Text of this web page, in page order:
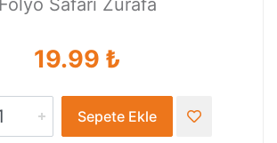
Folyo Safari Zürafa
19.99 ₺
Sepete Ekle